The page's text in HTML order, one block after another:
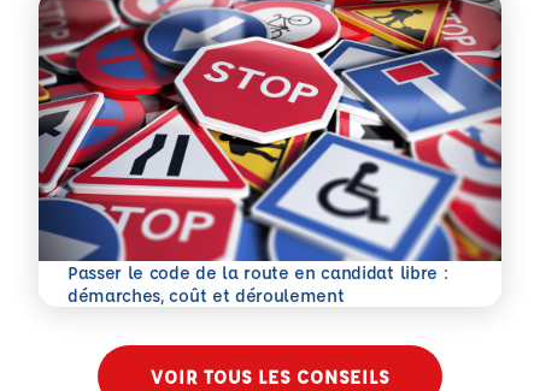
Passer le code de la route en candidat libre :
démarches, coût et déroulement
En savoir plus
VOIR TOUS LES CONSEILS